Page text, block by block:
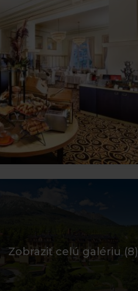
Zobraziť celú galériu (8)